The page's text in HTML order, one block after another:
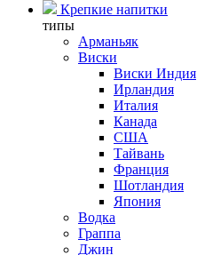
Крепкие напитки
типы
Арманьяк
Виски
Виски Индия
Ирландия
Италия
Канада
США
Тайвань
Франция
Шотландия
Япония
Водка
Граппа
Джин